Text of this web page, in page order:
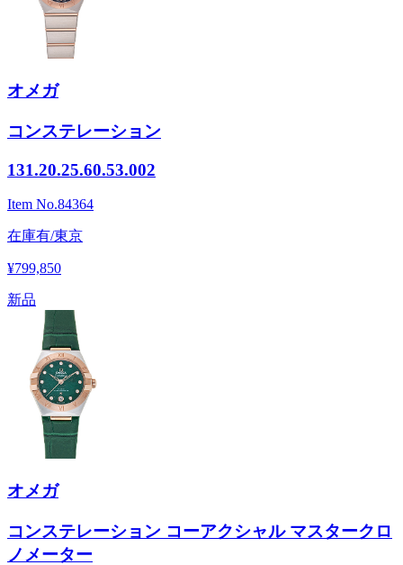
オメガ
コンステレーション
131.20.25.60.53.002
Item No.84364
在庫有/東京
¥799,850
新品
オメガ
コンステレーション コーアクシャル マスタークロ
ノメーター